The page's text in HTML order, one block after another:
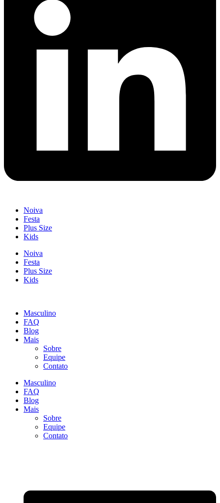
Noiva
Festa
Plus Size
Kids
Noiva
Festa
Plus Size
Kids
Masculino
FAQ
Blog
Mais
Sobre
Equipe
Contato
Masculino
FAQ
Blog
Mais
Sobre
Equipe
Contato